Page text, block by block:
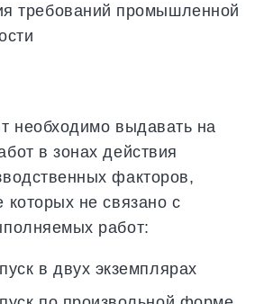
требований промышленной
необходимо выдавать на
в зонах действия
факторов,
которых не связано с
работ:
в двух экземплярах